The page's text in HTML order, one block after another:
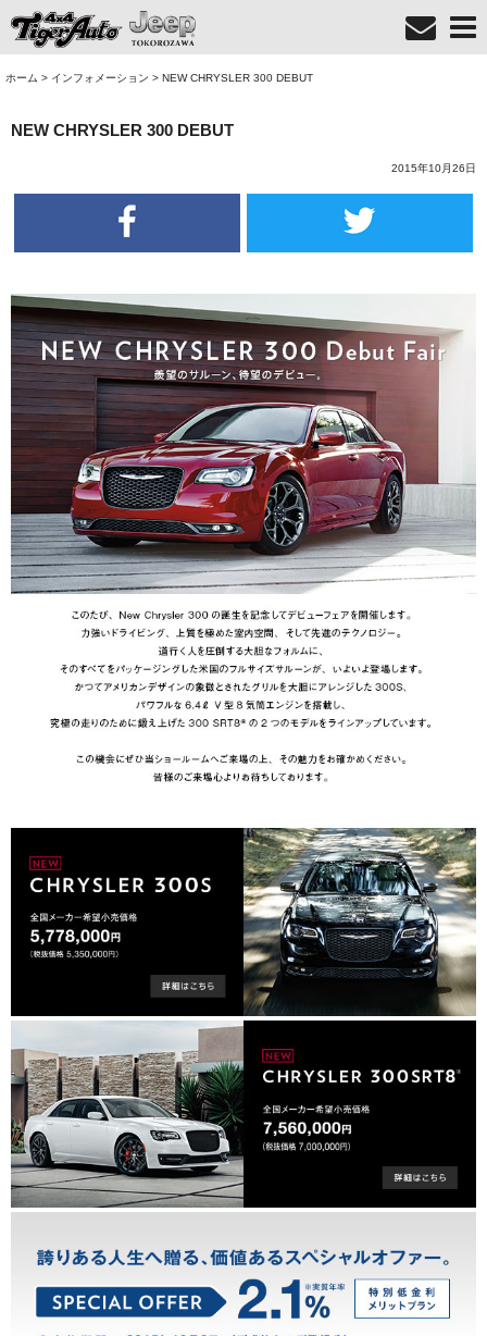
ホーム > インフォメーション > NEW CHRYSLER 300 DEBUT
NEW CHRYSLER 300 DEBUT
2015年10月26日